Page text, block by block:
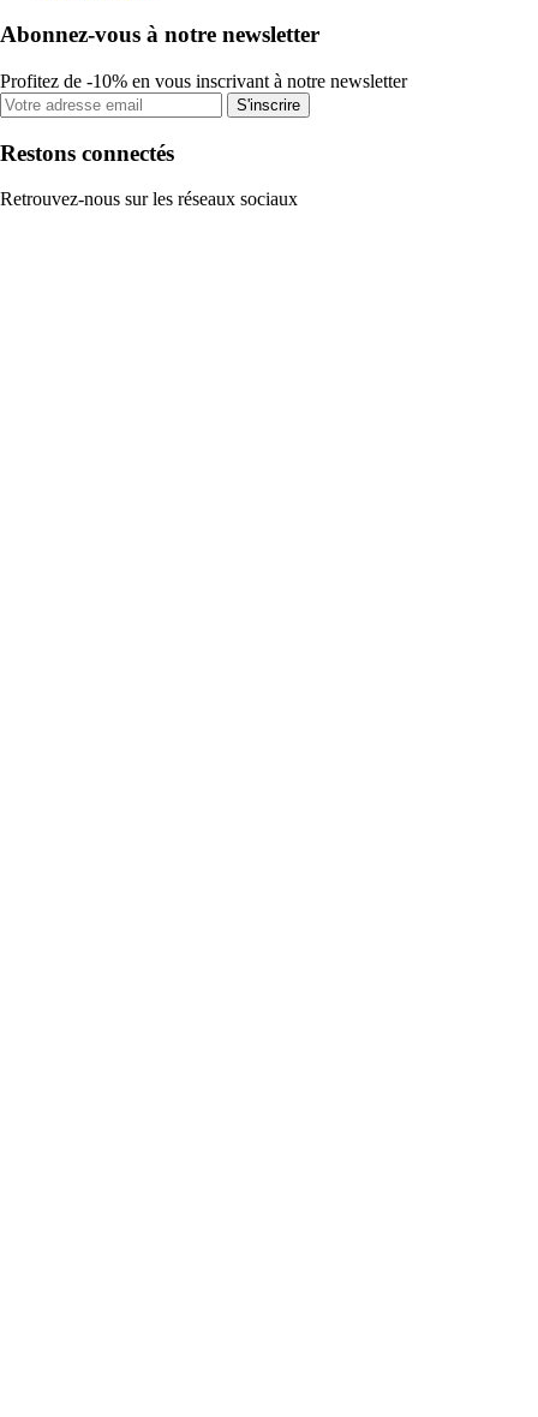
Abonnez-vous à notre newsletter
Profitez de -10% en vous inscrivant à notre newsletter
S'inscrire
Restons connectés
Retrouvez-nous sur les réseaux sociaux